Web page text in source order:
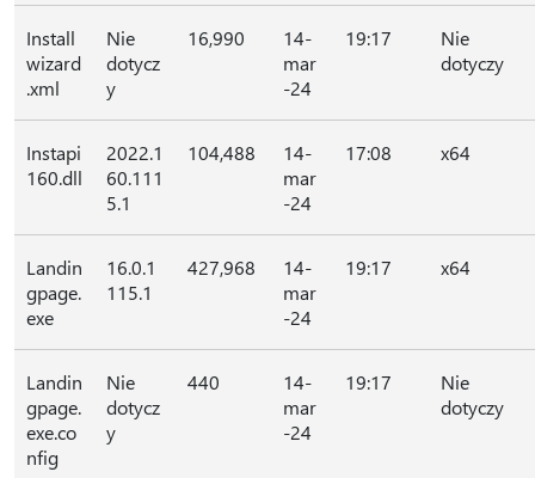
Install
wizard
.xml
Nie
dotycz
y
16,990
14-
mar
-24
19:17
Nie
dotyczy
Instapi
160.dll
2022.1
60.111
5.1
104,488
14-
mar
-24
17:08 x64
Landin
gpage.
exe
16.0.1
115.1
427,968
14-
mar
-24
19:17 x64
Landin
gpage.
exe.co
nfig
Nie
dotycz
y
440
14-
mar
-24
19:17
Nie
dotyczy